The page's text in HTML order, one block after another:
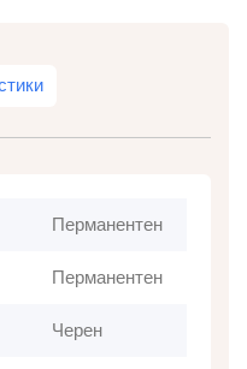
Перманентен
Перманентен
Черен